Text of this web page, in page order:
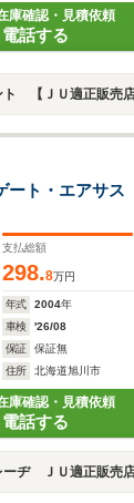
庫確認・見積依頼
電話する
【ＪＵ適正販売店
ト・エアサス
支払総額
298.8万円
年式 2004年
車検
'26/08
保証
保証無
住所
北海道旭川市
庫確認・見積依頼
電話する
ーヂ ＪＵ適正販売